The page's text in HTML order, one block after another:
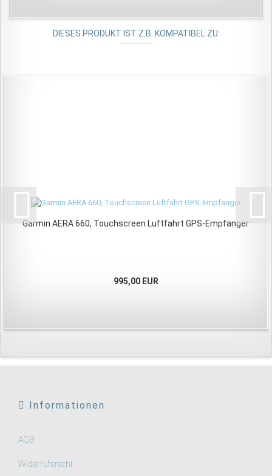
DIESES PRODUKT IST Z.B. KOMPATIBEL ZU:
Garmin AERA 660, Touchscreen Luftfahrt GPS-Empfänger
995,00 EUR
Informationen
AGB
Widerrufsrecht